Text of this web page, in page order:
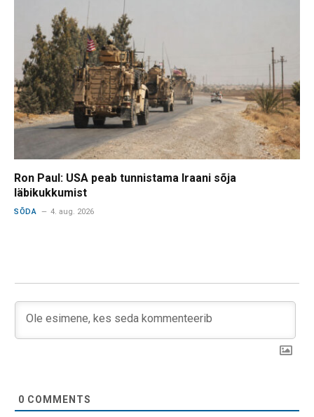
Ron Paul: USA peab tunnistama Iraani sõja
läbikukkumist
SÕDA 4. aug. 2026
0 COMMENTS